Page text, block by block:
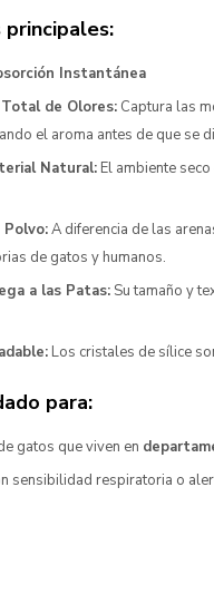
principales:
Instantánea
de Olores: Captura las
el aroma antes de que se
Natural: El ambiente
Polvo:A diferencia de las
de gatos y humanos.
a las Patas:Su tamaño y
Los cristales de sílice
para:
gatos que viven en
sensibilidad respiratoria o